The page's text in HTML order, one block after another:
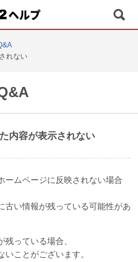
ヘルプ
れない
内容が表示されない
ームページに反映されない場合
古い情報が残っている可能性があ
っている場合、
ことがございます。